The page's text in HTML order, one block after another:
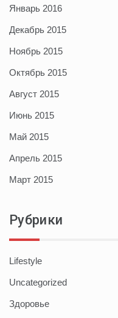
Январь 2016
Декабрь 2015
Ноябрь 2015
Октябрь 2015
Август 2015
Июнь 2015
Май 2015
Апрель 2015
Март 2015
Рубрики
Lifestyle
Uncategorized
Здоровье